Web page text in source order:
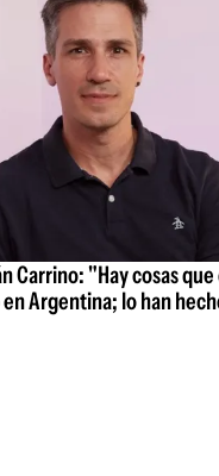
Carrino: "Hay cosas
Argentina; lo han